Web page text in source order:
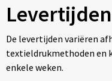
Levertijden
De levertijden variëren
textieldrukmethoden en
enkele weken.